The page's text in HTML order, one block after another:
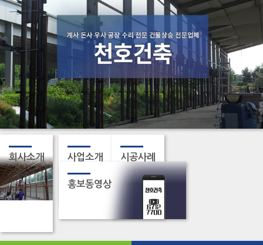
회사소개 사업소개 시공사례
홍보동영상